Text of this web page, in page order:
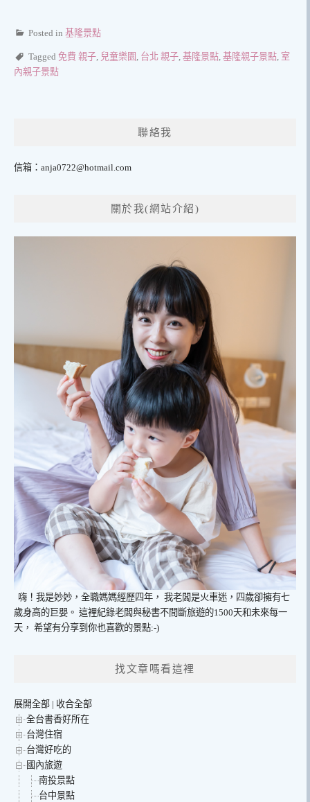
Posted in 基隆景點
Tagged 免費 親子 兒童樂園 台北 親子 基隆景點 基隆親子景點 室
內親子景點
聯絡我
信箱： anja0722@hotmail.com
關於我(網站介紹)
嗨！我是妙妙，全職媽媽經歷四年， 我老闆是火車迷，四歲卻擁有七
歲身高的巨嬰。 這裡紀錄老闆與秘書不間斷旅遊的1500天和未來每一
天， 希望有分享到你也喜歡的景點:-)
找文章嗎看這裡
展開全部 | 收合全部
全台書香好所在
台灣住宿
台灣好吃的
國內旅遊
南投景點
台中景點